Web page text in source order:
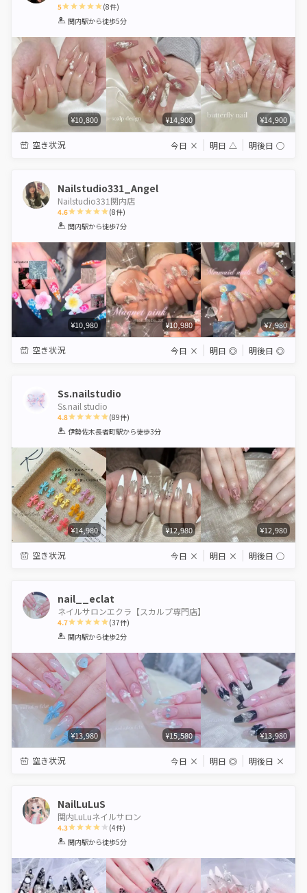
5
1 2 3 4 5
(8件)
関内駅から徒歩5分
¥10,800 ¥14,900 ¥14,900
空き状況 今日 × 明日 △ 明後日 ◯
Nailstudio331_Angel
Nailstudio331関内店
4.6
1 2 3 4 5
(8件)
関内駅から徒歩7分
¥10,980 ¥10,980 ¥7,980
空き状況 今日 × 明日 ◎ 明後日 ◎
Ss.nailstudio
Ss.nail studio
4.8
1 2 3 4 5
(89件)
伊勢佐木長者町駅から徒歩3分
¥14,980 ¥12,980 ¥12,980
空き状況 今日 × 明日 × 明後日 ◯
nail__eclat
ネイルサロンエクラ【スカルプ専門店】
4.7
1 2 3 4 5
(37件)
関内駅から徒歩2分
¥13,980 ¥15,580 ¥13,980
空き状況 今日 × 明日 ◎ 明後日 ×
NailLuLuS
関内LuLuネイルサロン
4.3
1 2 3 4 5
(4件)
関内駅から徒歩5分